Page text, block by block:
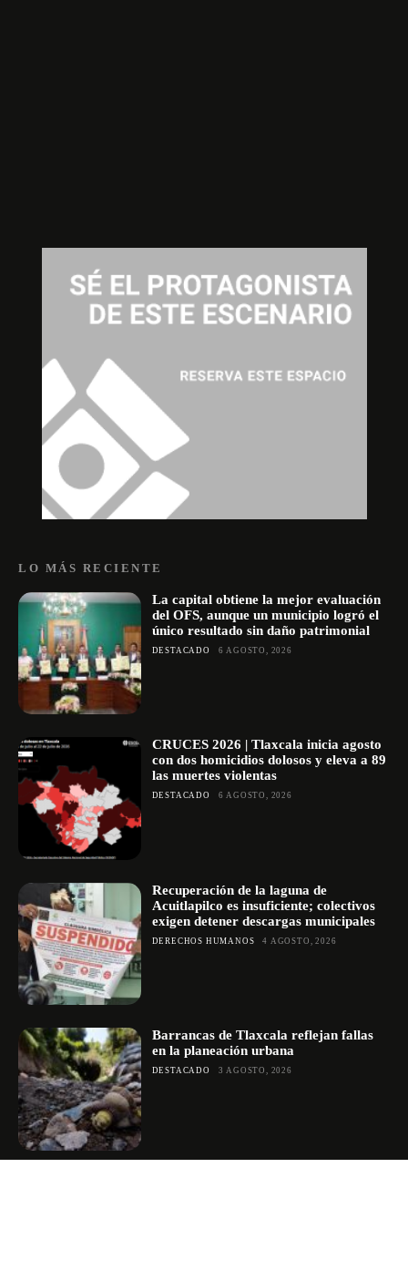
LO MÁS RECIENTE
La capital obtiene la mejor evaluación
del OFS, aunque un municipio logró el
único resultado sin daño patrimonial
DESTACADO 6 AGOSTO, 2026
CRUCES 2026 | Tlaxcala inicia agosto
con dos homicidios dolosos y eleva a 89
las muertes violentas
DESTACADO 6 AGOSTO, 2026
Recuperación de la laguna de
Acuitlapilco es insuficiente; colectivos
exigen detener descargas municipales
DERECHOS HUMANOS 4 AGOSTO, 2026
Barrancas de Tlaxcala reflejan fallas
en la planeación urbana
DESTACADO 3 AGOSTO, 2026